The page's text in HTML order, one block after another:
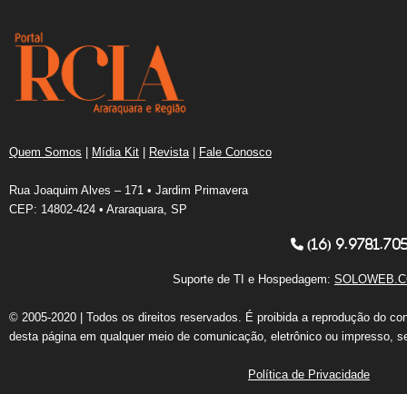
Quem Somos | Mídia Kit | Revista | Fale Conosco
Rua Joaquim Alves – 171 • Jardim Primavera
CEP: 14802-424 • Araraquara, SP
(16)
Suporte de TI e Hospedagem:
© 2005-2020 | Todos os direitos reservados. É proibida a reprodução do
desta página em qualquer meio de comunicação, eletrônico ou impresso,
Política de Privacidade